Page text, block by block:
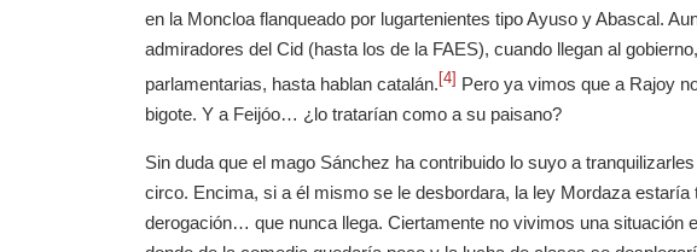
en la Moncloa flanqueado por lugartenientes tipo Ayuso y Abascal.
admiradores del Cid (hasta los de la FAES), cuando llegan al
parlamentarias, hasta hablan catalán. [4]
Pero ya vimos que a Rajoy
bigote. Y a Feijóo… ¿lo tratarían como a su paisano?
Sin duda que el mago Sánchez ha contribuido lo suyo a
circo. Encima, si a él mismo se le desbordara, la ley Mordaza
derogación… que nunca llega. Ciertamente no vivimos una situación